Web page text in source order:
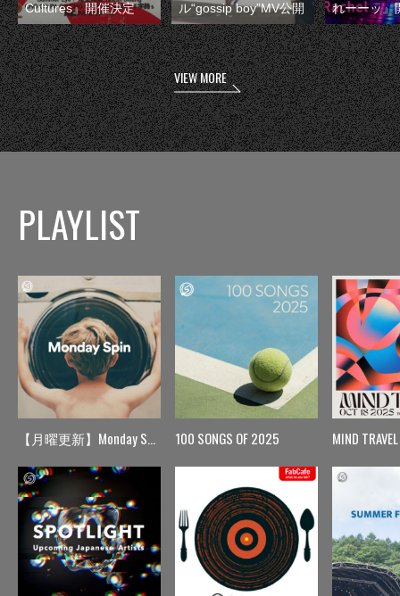
Cultures』開催決定
ル“gossip boy”MV公開
れーーッ』
VIEW MORE
PLAYLIST
【月曜更新】Monday Spin 100 SONGS OF 2025 MIND TRAVEL